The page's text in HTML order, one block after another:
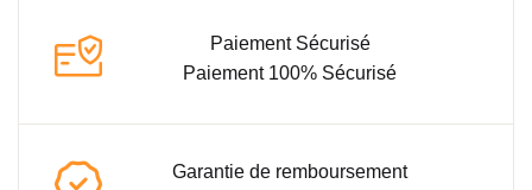
Paiement Sécurisé
Paiement 100% Sécurisé
Garantie de remboursement